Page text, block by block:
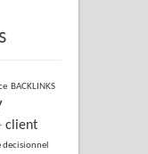
BACKLINKS
client
decisionnel